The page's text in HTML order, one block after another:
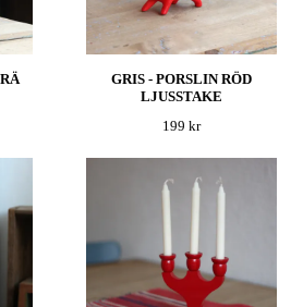
GRIS - PORSLIN RÖD
LJUSSTAKE
199 kr